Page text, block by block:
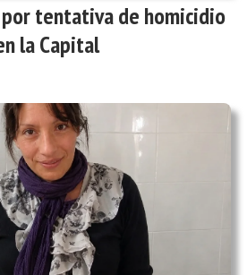
tentativa de homicidio
la Capital